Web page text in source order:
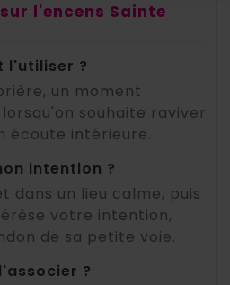
l'encens Sainte
l'utiliser ?
un moment
souhaite raviver
écoute intérieure.
intention ?
dans un lieu calme, puis
votre intention,
de sa petite voie.
?